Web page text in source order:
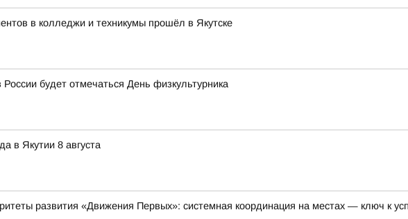
в колледжи и техникумы прошёл в Якутске
будет отмечаться День физкультурника
в Якутии 8 августа
развития «Движения Первых»: системная координация на местах — ключ к